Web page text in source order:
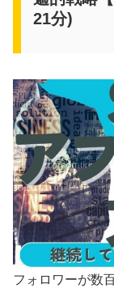
21分)
フォロワーが数